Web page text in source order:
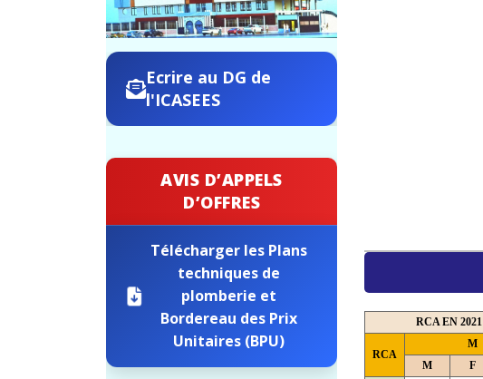
Ecrire au DG de
l'ICASEES
AVIS D’APPELS
D’OFFRES
Télécharger les Plans
techniques de
plomberie et
Bordereau des Prix
Unitaires (BPU)
RCA EN
RCA
M
M F